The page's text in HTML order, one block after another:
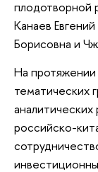
плодотворной
Канаев
Борисовна и
На протяжении
тематических
российско-